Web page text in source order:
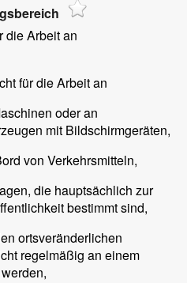
die Arbeit an
für die Arbeit an
oder an
mit Bildschirmgeräten,
von Verkehrsmitteln,
die hauptsächlich zur
bestimmt sind,
ortsveränderlichen
regelmäßig an einem